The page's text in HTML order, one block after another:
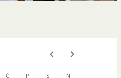
Č P S N